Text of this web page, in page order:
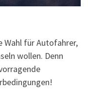
Wahl für Autofahrer,
wollen. Denn